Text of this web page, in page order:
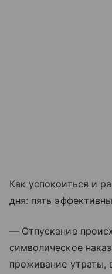
Как успокоиться и
дня: пять
— Отпускание
символическое
проживание утраты,